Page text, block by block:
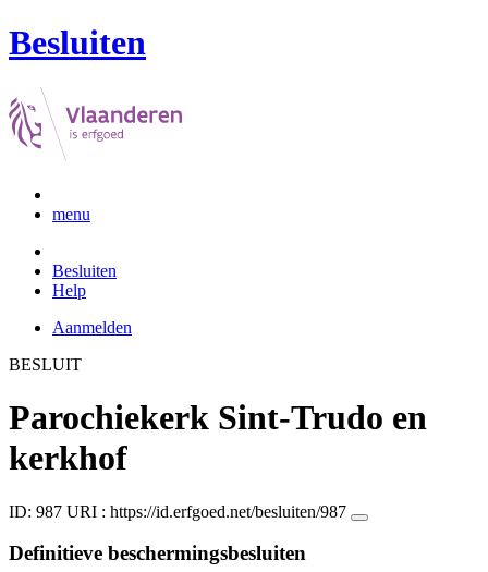
Besluiten
menu
Besluiten
Help
Aanmelden
BESLUIT
Parochiekerk Sint-Trudo en
kerkhof
ID: 987 URI : https://id.erfgoed.net/besluiten/987
Definitieve beschermingsbesluiten